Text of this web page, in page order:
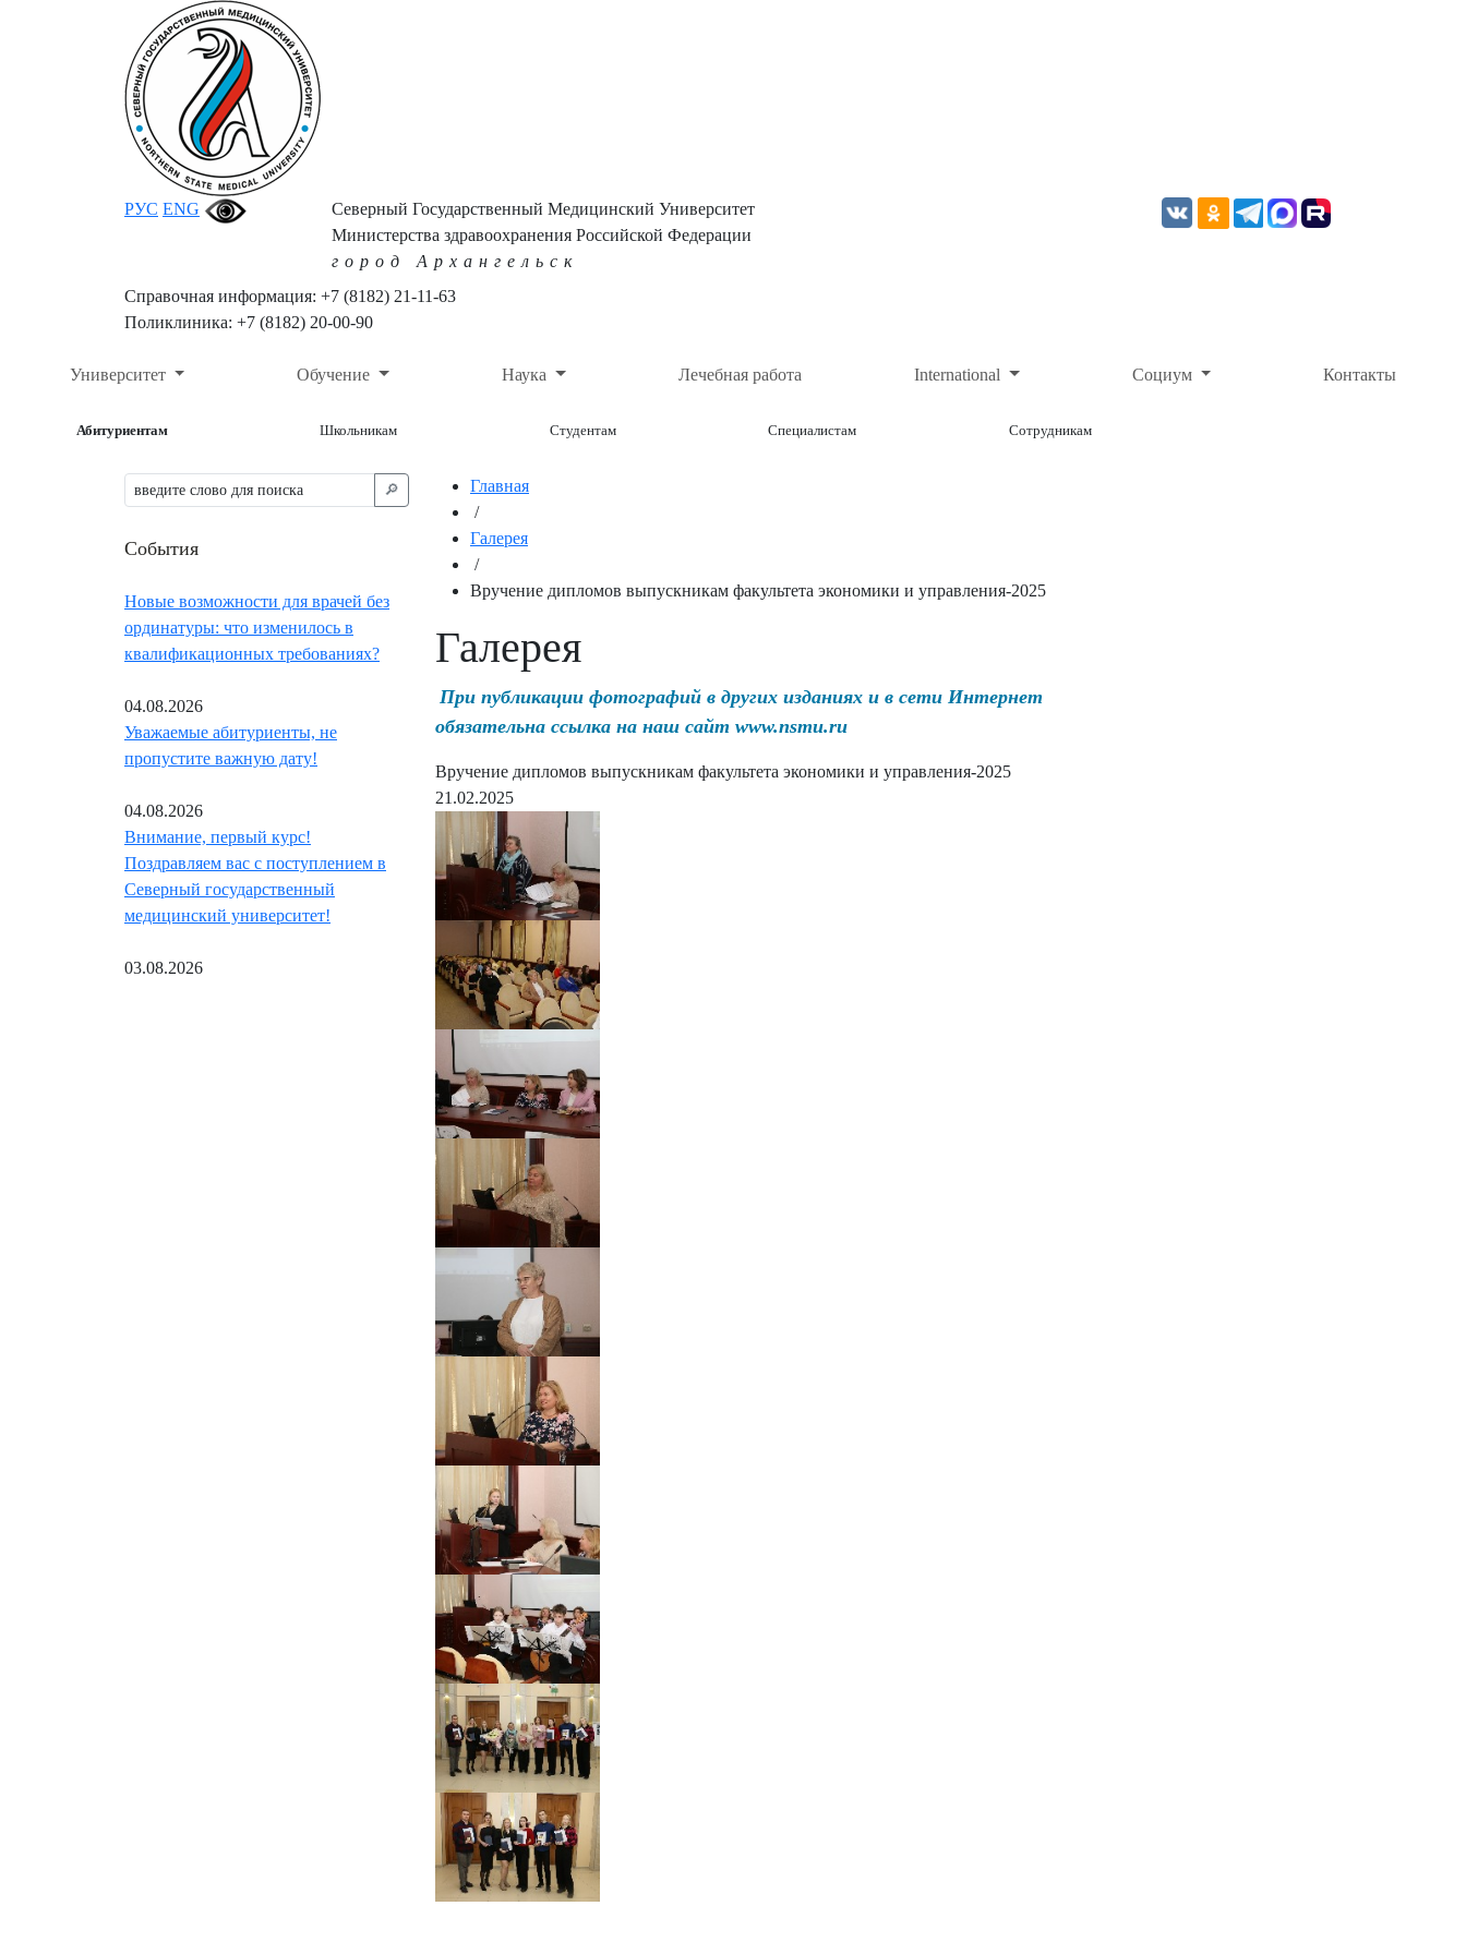
РУС ENG
Северный Государственный Медицинский Университет
Министерства здравоохранения Российской Федерации
город Архангельск
Справочная информация: +7 (8182) 21-11-63
Поликлиника: +7 (8182) 20-00-90
Университет Обучение Наука Лечебная работа International Социум Контакты
Абитуриентам Школьникам Студентам Специалистам Сотрудникам
🔎︎
События
Новые возможности для врачей без
ординатуры: что изменилось в
квалификационных требованиях?
04.08.2026
Уважаемые абитуриенты, не
пропустите важную дату!
04.08.2026
Внимание, первый курс!
Поздравляем вас с поступлением в
Северный государственный
медицинский университет!
03.08.2026
Главная
/
Галерея
/
Вручение дипломов выпускникам факультета экономики и управления-2025
Галерея
При публикации фотографий в других изданиях и в сети Интернет
обязательна ссылка на наш сайт www.nsmu.ru
Вручение дипломов выпускникам факультета экономики и управления-2025
21.02.2025